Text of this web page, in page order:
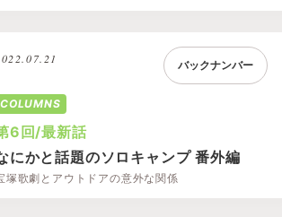
バックナンバー
COLUMNS
6回/最新話
にかと話題のソロキャンプ 番外編
塚歌劇とアウトドアの意外な関係